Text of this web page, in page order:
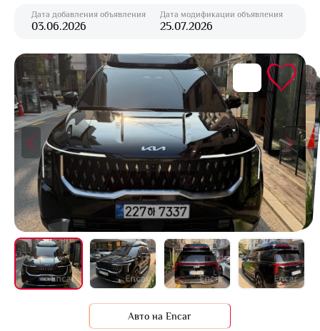
Дата добавления объявления
03.06.2026
Дата модификации объявления
25.07.2026
Авто на Encar